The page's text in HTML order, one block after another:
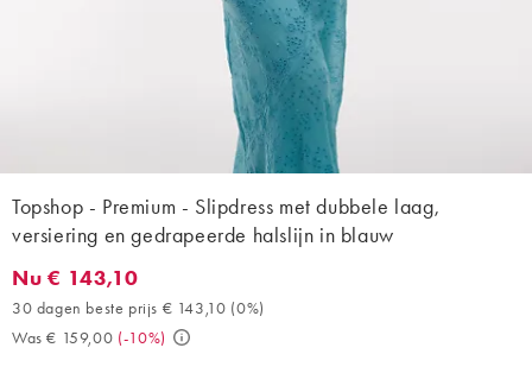
Topshop - Premium - Slipdress met dubbele laag,
versiering en gedrapeerde halslijn in blauw
Nu € 143,10. 30 dagen beste prijs € 143,10 (0%). Was €
Nu € 143,10
30 dagen beste prijs € 143,10 (0%)
Was € 159,00 (-10%)